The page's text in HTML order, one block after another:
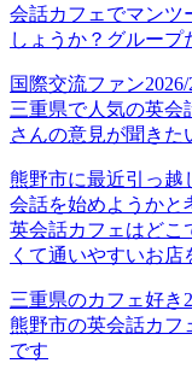
会話カフェでマンツ
しょうか？グループ
国際交流ファン
三重県で人気の英会
さんの意見が聞きた
熊野市に最近引っ越
会話を始めようかと
英会話カフェはどこ
くて通いやすいお店
三重県のカフェ好き
熊野市の英会話カフ
です